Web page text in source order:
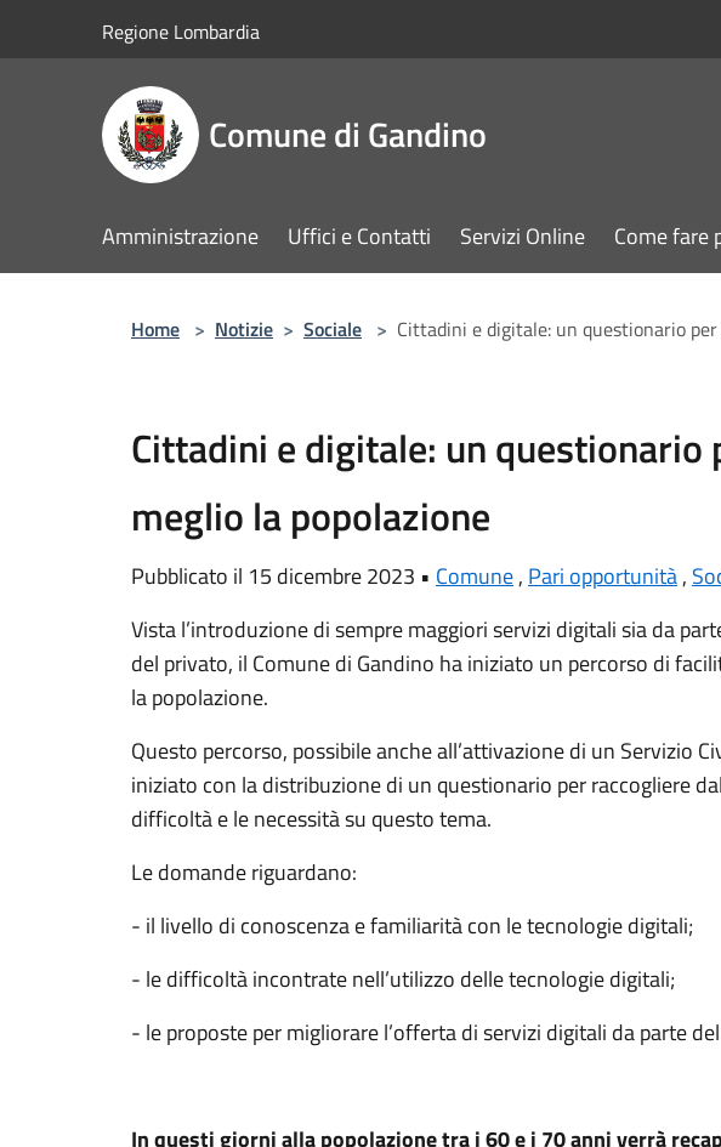
Regione Lombardia
Comune di Gandino
Amministrazione Uffici e Contatti Servizi Online Come fare
Home > Notizie > Sociale > Cittadini e digitale: un questionario
Cittadini e digitale: un questionario
meglio la popolazione
Pubblicato il 15 dicembre 2023 • Comune, Pari opportunità,
Vista l’introduzione di sempre maggiori servizi digitali sia da
del privato, il Comune di Gandino ha iniziato un percorso di
la popolazione.
Questo percorso, possibile anche all’attivazione di un Servizio
iniziato con la distribuzione di un questionario per raccogliere
difficoltà e le necessità su questo tema.
Le domande riguardano:
- il livello di conoscenza e familiarità con le tecnologie digitali;
- le difficoltà incontrate nell’utilizzo delle tecnologie digitali;
- le proposte per migliorare l’offerta di servizi digitali da parte
In questi giorni alla popolazione tra i 60 e i 70 anni verrà